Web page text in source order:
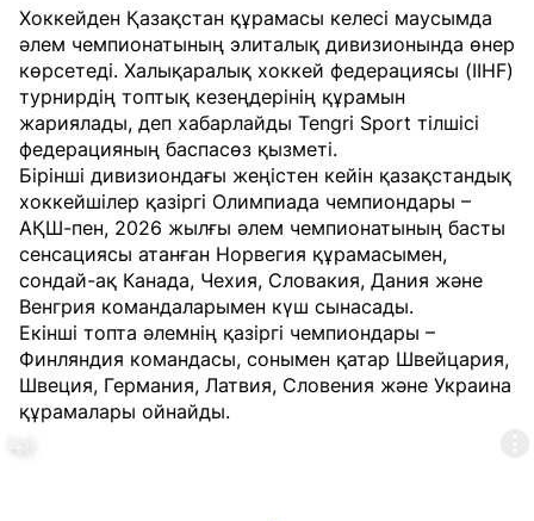
Хоккейден Қазақстан құрамасы келесі маусымда
әлем чемпионатының элиталық дивизионында өнер
көрсетеді. Халықаралық хоккей федерациясы (IIHF)
турнирдің топтық кезеңдерінің құрамын
жариялады, деп хабарлайды Tengri Sport тілшісі
федерацияның баспасөз қызметі.
Бірінші дивизиондағы жеңістен кейін қазақстандық
хоккейшілер қазіргі Олимпиада чемпиондары –
АҚШ-пен, 2026 жылғы әлем чемпионатының басты
сенсациясы атанған Норвегия құрамасымен,
сондай-ақ Канада, Чехия, Словакия, Дания және
Венгрия командаларымен күш сынасады.
Екінші топта әлемнің қазіргі чемпиондары –
Финляндия командасы, сонымен қатар Швейцария,
Швеция, Германия, Латвия, Словения және Украина
құрамалары ойнайды.